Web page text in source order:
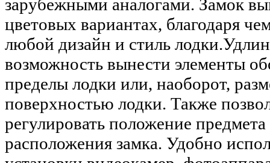
зарубежными аналогами. Замок
цветовых вариантах, благодаря
любой дизайн и стиль
возможность вынести элементы
пределы лодки или, наоборот,
поверхностью лодки. Также
регулировать положение
расположения замка. Удобно